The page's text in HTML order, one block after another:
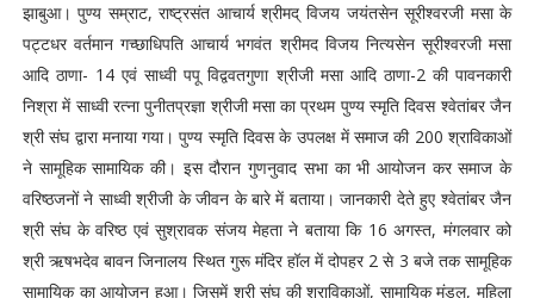
झाबुआ। पुण्य सम्राट, राष्ट्रसंत आचार्य श्रीमद् विजय जयंतसेन सूरीश्वरजी मसा के
पट्टधर वर्तमान गच्छाधिपति आचार्य भगवंत श्रीमद विजय नित्यसेन सूरीश्वरजी मसा
आदि ठाणा- 14 एवं साध्वी पपू विद्ववतगुणा श्रीजी मसा आदि ठाणा-2 की पावनकारी
निश्रा में साध्वी रत्ना पुनीतप्रज्ञा श्रीजी मसा का प्रथम पुण्य स्मृति दिवस श्वेतांबर जैन
श्री संघ द्वारा मनाया गया। पुण्य स्मृति दिवस के उपलक्ष में समाज की 200 श्राविकाओं
ने सामूहिक सामायिक की। इस दौरान गुणनुवाद सभा का भी आयोजन कर समाज के
वरिष्ठजनों ने साध्वी श्रीजी के जीवन के बारे में बताया। जानकारी देते हुए श्वेतांबर जैन
श्री संघ के वरिष्ठ एवं सुश्रावक संजय मेहता ने बताया कि 16 अगस्त, मंगलवार को
श्री ऋषभदेव बावन जिनालय स्थित गुरू मंदिर हॉल में दोपहर 2 से 3 बजे तक सामूहिक
सामायिक का आयोजन हुआ। जिसमें श्री संघ की श्राविकाओं, सामायिक मंडल, महिला